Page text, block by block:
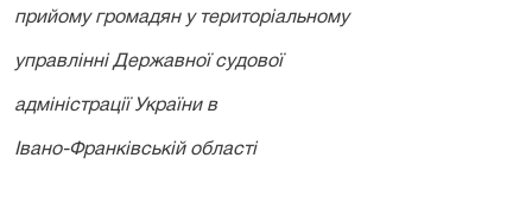
прийому громадян у територіальному
управлінні Державної судової
адміністрації України в
Івано-Франківській області